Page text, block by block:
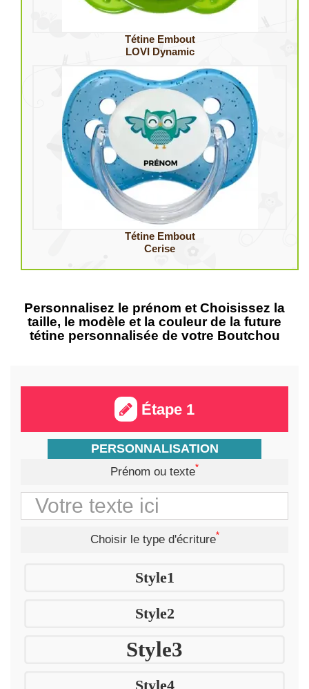
Tétine Embout
LOVI Dynamic
Tétine Embout
Cerise
Personnalisez le prénom et Choisissez la
taille, le modèle et la couleur de la future
tétine personnalisée de votre Boutchou
Étape 1
PERSONNALISATION
Prénom ou texte*
Choisir le type d'écriture*
Style1
Style2
Style3
Style4